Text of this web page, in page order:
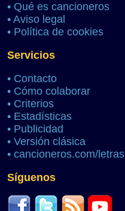
• Qué es cancioneros
• Aviso legal
• Política de cookies
Servicios
• Contacto
• Cómo colaborar
• Criterios
• Estadísticas
• Publicidad
• Versión clásica
• cancioneros.com/letras
Síguenos